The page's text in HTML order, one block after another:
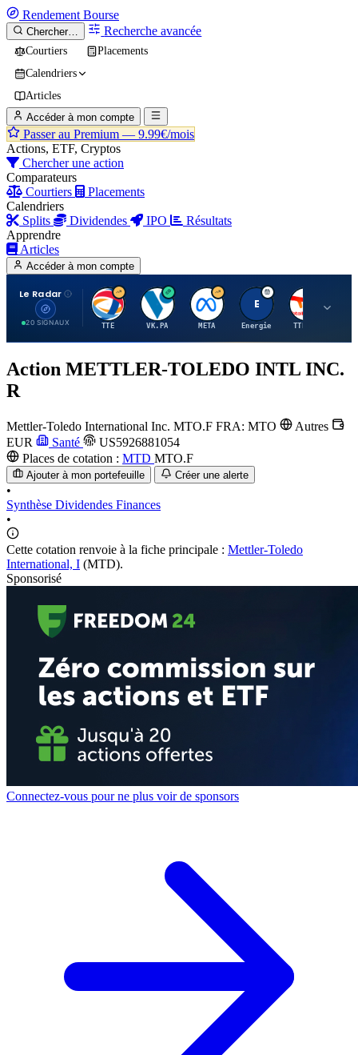
Rendement Bourse
Chercher… Recherche avancée
Courtiers
Placements
Calendriers
Articles
Accéder à mon compte
Passer au Premium — 9.99€/mois
Actions, ETF, Cryptos
Chercher une action
Comparateurs
Courtiers
Placements
Calendriers
Splits
Dividendes IPO
Résultats
Apprendre
Articles
Accéder à mon compte
Le Radar
20 SIGNAUX
T
TTE
V
VK.PA
M
META
E
Energie
T
TTE.PA
Action METTLER-TOLEDO INTL INC.
R
Mettler-Toledo International Inc. MTO.F FRA: MTO
Autres
EUR
Santé
US5926881054
Places de cotation : MTD MTO.F
Ajouter à mon portefeuille Créer une alerte
•
Synthèse Dividendes Finances
•
Cette cotation renvoie à la fiche principale : Mettler-Toledo
International, I (MTD).
Sponsorisé
Connectez-vous pour ne plus voir de sponsors